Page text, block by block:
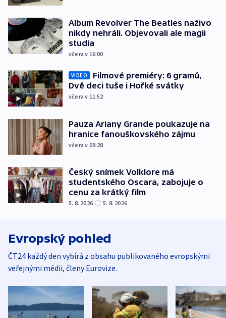
Album Revolver The Beatles naživo
nikdy nehráli. Objevovali ale magii
studia
včera v 16:00
VIDEO
Filmové premiéry: 6 gramů,
Dvě deci tuše i Hořké svátky
včera v 11:52
Pauza Ariany Grande poukazuje na
hranice fanouškovského zájmu
včera v 09:28
Český snímek Volklore má
studentského Oscara, zabojuje o
cenu za krátký film
5. 8. 2026 5. 8. 2026
Evropský pohled
ČT24 každý den vybírá z obsahu publikovaného evropskými
veřejnými médii, členy Eurovize.